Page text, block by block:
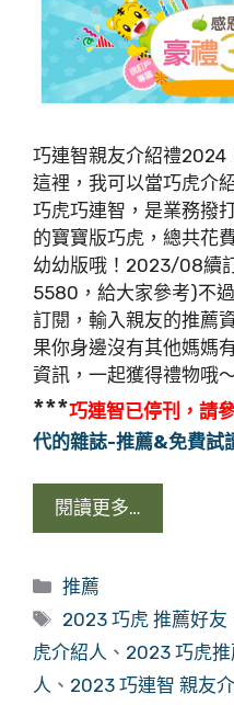
巧連智親友介紹禮2024
這裡，我可以當巧虎介
巧虎巧連智，是業務撥
的寶寶版巧虎，總共花
幼幼版哦！2023/08續
5580，給大家參考)不
訂閱，輸入親友的推薦
果你身邊沒有其他媽媽
資訊，一起獲得禮物哦
***巧連智已停刊，請
代的雜誌-推薦&免費試
閱讀更多…
分
類
推薦
標
籤
2023 巧虎 推薦好友
虎介紹人 、 2023 巧虎推
人 、 2023 巧連智 親友